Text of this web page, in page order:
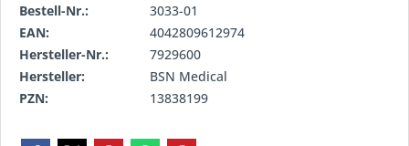
Bestell-Nr.:
3033-01
EAN:
4042809612974
Hersteller-Nr.:
7929600
Hersteller:
BSN Medical
PZN:
13838199